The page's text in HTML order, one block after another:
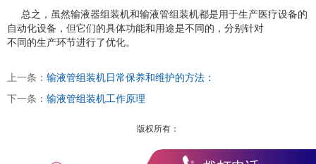
总之，虽然输液器组装机和输液管组装机都是用于生产医疗设备的
自动化设备，但它们的具体功能和用途是不同的，分别针对
不同的生产环节进行了优化。
上一条： 输液管组装机日常保养和维护的方法：
下一条： 输液管组装机工作原理
版权所有：